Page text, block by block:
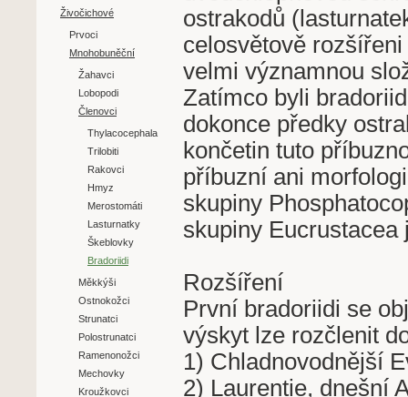
Živočichové
Prvoci
Mnohobuněční
Žahavci
Lobopodi
Členovci
Thylacocephala
Trilobiti
Rakovci
Hmyz
Merostomáti
Lasturnatky
Škeblovky
Bradoriidi
Měkkýši
Ostnokožci
Strunatci
Polostrunatci
Ramenonožci
Mechovky
Kroužkovci
ostrakodů
celosvětově
velmi významnou
Zatímco byli
dokonce předky
končetin tuto
příbuzní ani
skupiny
skupiny
Rozšíření
První bradoriidi se
výskyt lze rozčlenit
1) Chladnovodnější
2) Laurentie, dnešní